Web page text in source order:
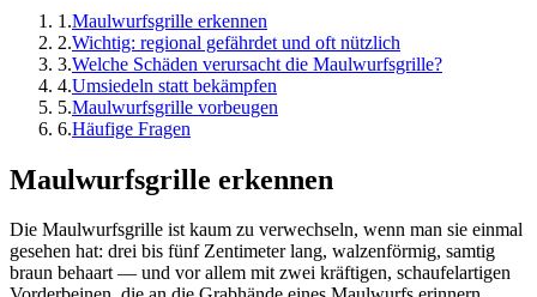
1 .Maulwurfsgrille erkennen
2.Wichtig: regional gefährdet und oft nützlich
3.Welche Schäden verursacht die Maulwurfsgrille?
4.Umsiedeln statt bekämpfen
5.Maulwurfsgrille vorbeugen
6.Häufige Fragen
Maulwurfsgrille erkennen
Die Maulwurfsgrille ist kaum zu verwechseln, wenn man sie einmal
gesehen hat: drei bis fünf Zentimeter lang, walzenförmig, samtig
braun behaart — und vor allem mit zwei kräftigen, schaufelartigen